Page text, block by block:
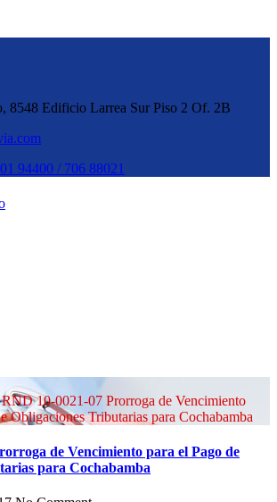
8548 Edificio Larrea Sur Piso 2 Of. 2B
94400 / 706 88021
RND 10-0021-07 Prorroga de Vencimiento
Obligaciones Tributarias para Cochabamba
de Vencimiento para el Pago de
para Cochabamba